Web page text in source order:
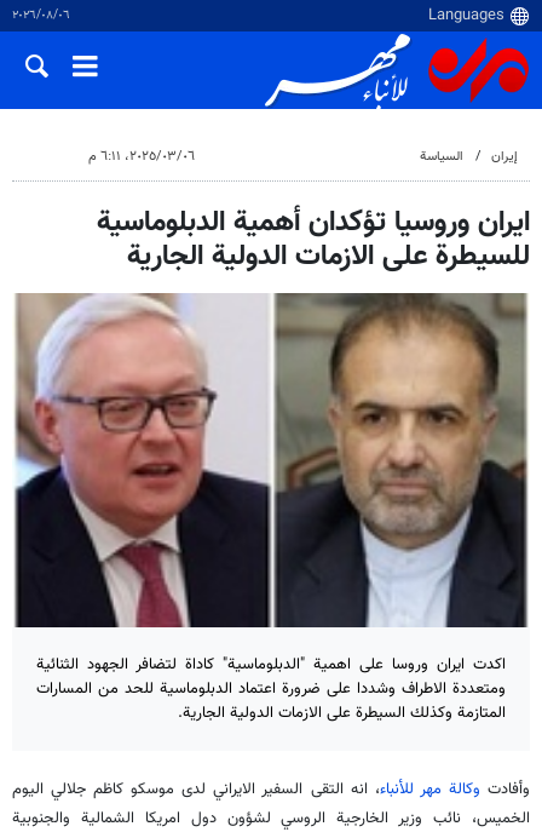
٠٦‏/٠٨‏/٢٠٢٦
إيران السياسة ٠٦‏/٠٣‏/٢٠٢٥، ٦:١١ م
ايران وروسيا تؤكدان أهمية الدبلوماسية
للسيطرة على الازمات الدولية الجارية
اكدت ايران وروسا على اهمية "الدبلوماسية" كاداة لتضافر الجهود الثنائية
ومتعددة الاطراف وشددا على ضرورة اعتماد الدبلوماسية للحد من المسارات
المتازمة وكذلك السيطرة على الازمات الدولية الجارية.
وأفادت وكالة مهر للأنباء، انه التقى السفير الايراني لدى موسكو كاظم جلالي اليوم
الخميس، نائب وزير الخارجية الروسي لشؤون دول امريكا الشمالية والجنوبية